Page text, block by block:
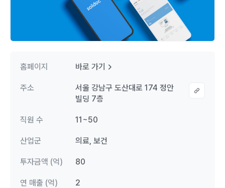
홈페이지 바로 가기
주소
서울 강남구 도산대로 174 정안
빌딩 7층
직원 수 11~50
산업군 의료, 보건
투자금액 (억) 80
연 매출 (억) 2